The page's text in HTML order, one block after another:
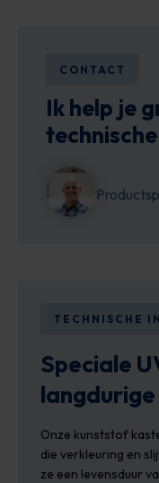
Ik help je
CONTACT
Speciale
TECHNISCHE
Onze kunststof
die verkleuring en
ze een levensduur